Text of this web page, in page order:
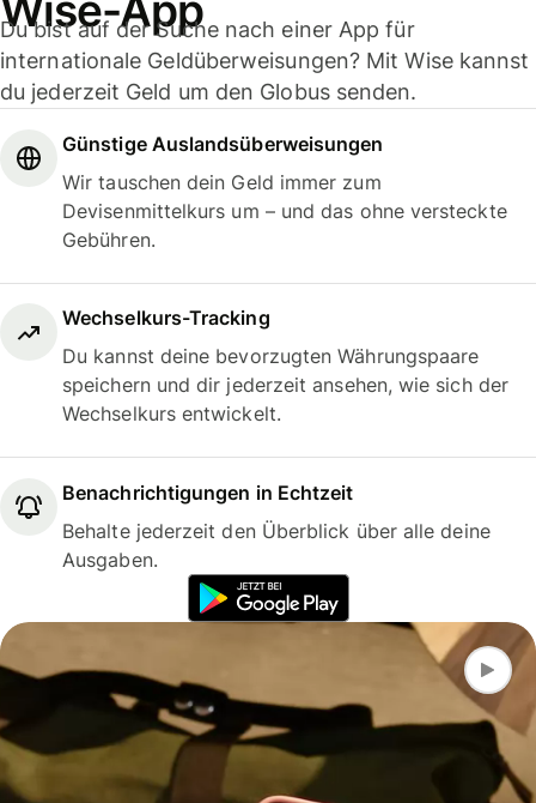
Du bist auf der Suche nach einer App für
internationale Geldüberweisungen? Mit Wise kannst
du jederzeit Geld um den Globus senden.
Günstige Auslandsüberweisungen
Wir tauschen dein Geld immer zum
Devisenmittelkurs um – und das ohne versteckte
Gebühren.
Wechselkurs-Tracking
Du kannst deine bevorzugten Währungspaare
speichern und dir jederzeit ansehen, wie sich der
Wechselkurs entwickelt.
Benachrichtigungen in Echtzeit
Behalte jederzeit den Überblick über alle deine
Ausgaben.